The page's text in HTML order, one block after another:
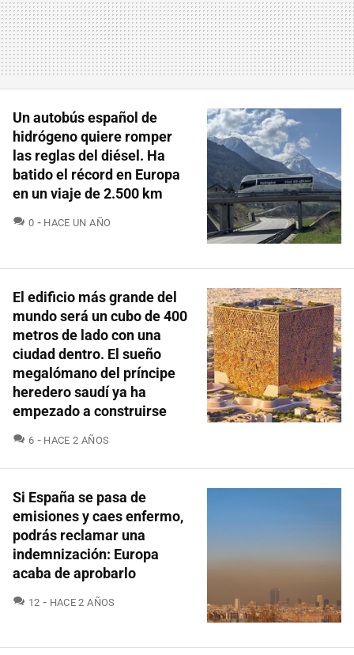
Un autobús español de
hidrógeno quiere romper
las reglas del diésel. Ha
batido el récord en Europa
en un viaje de 2.500 km
0 COMENTARIOS
HACE UN AÑO
El edificio más grande del
mundo será un cubo de 400
metros de lado con una
ciudad dentro. El sueño
megalómano del príncipe
heredero saudí ya ha
empezado a construirse
6 COMENTARIOS
HACE 2 AÑOS
Si España se pasa de
emisiones y caes enfermo,
podrás reclamar una
indemnización: Europa
acaba de aprobarlo
12 COMENTARIOS
HACE 2 AÑOS